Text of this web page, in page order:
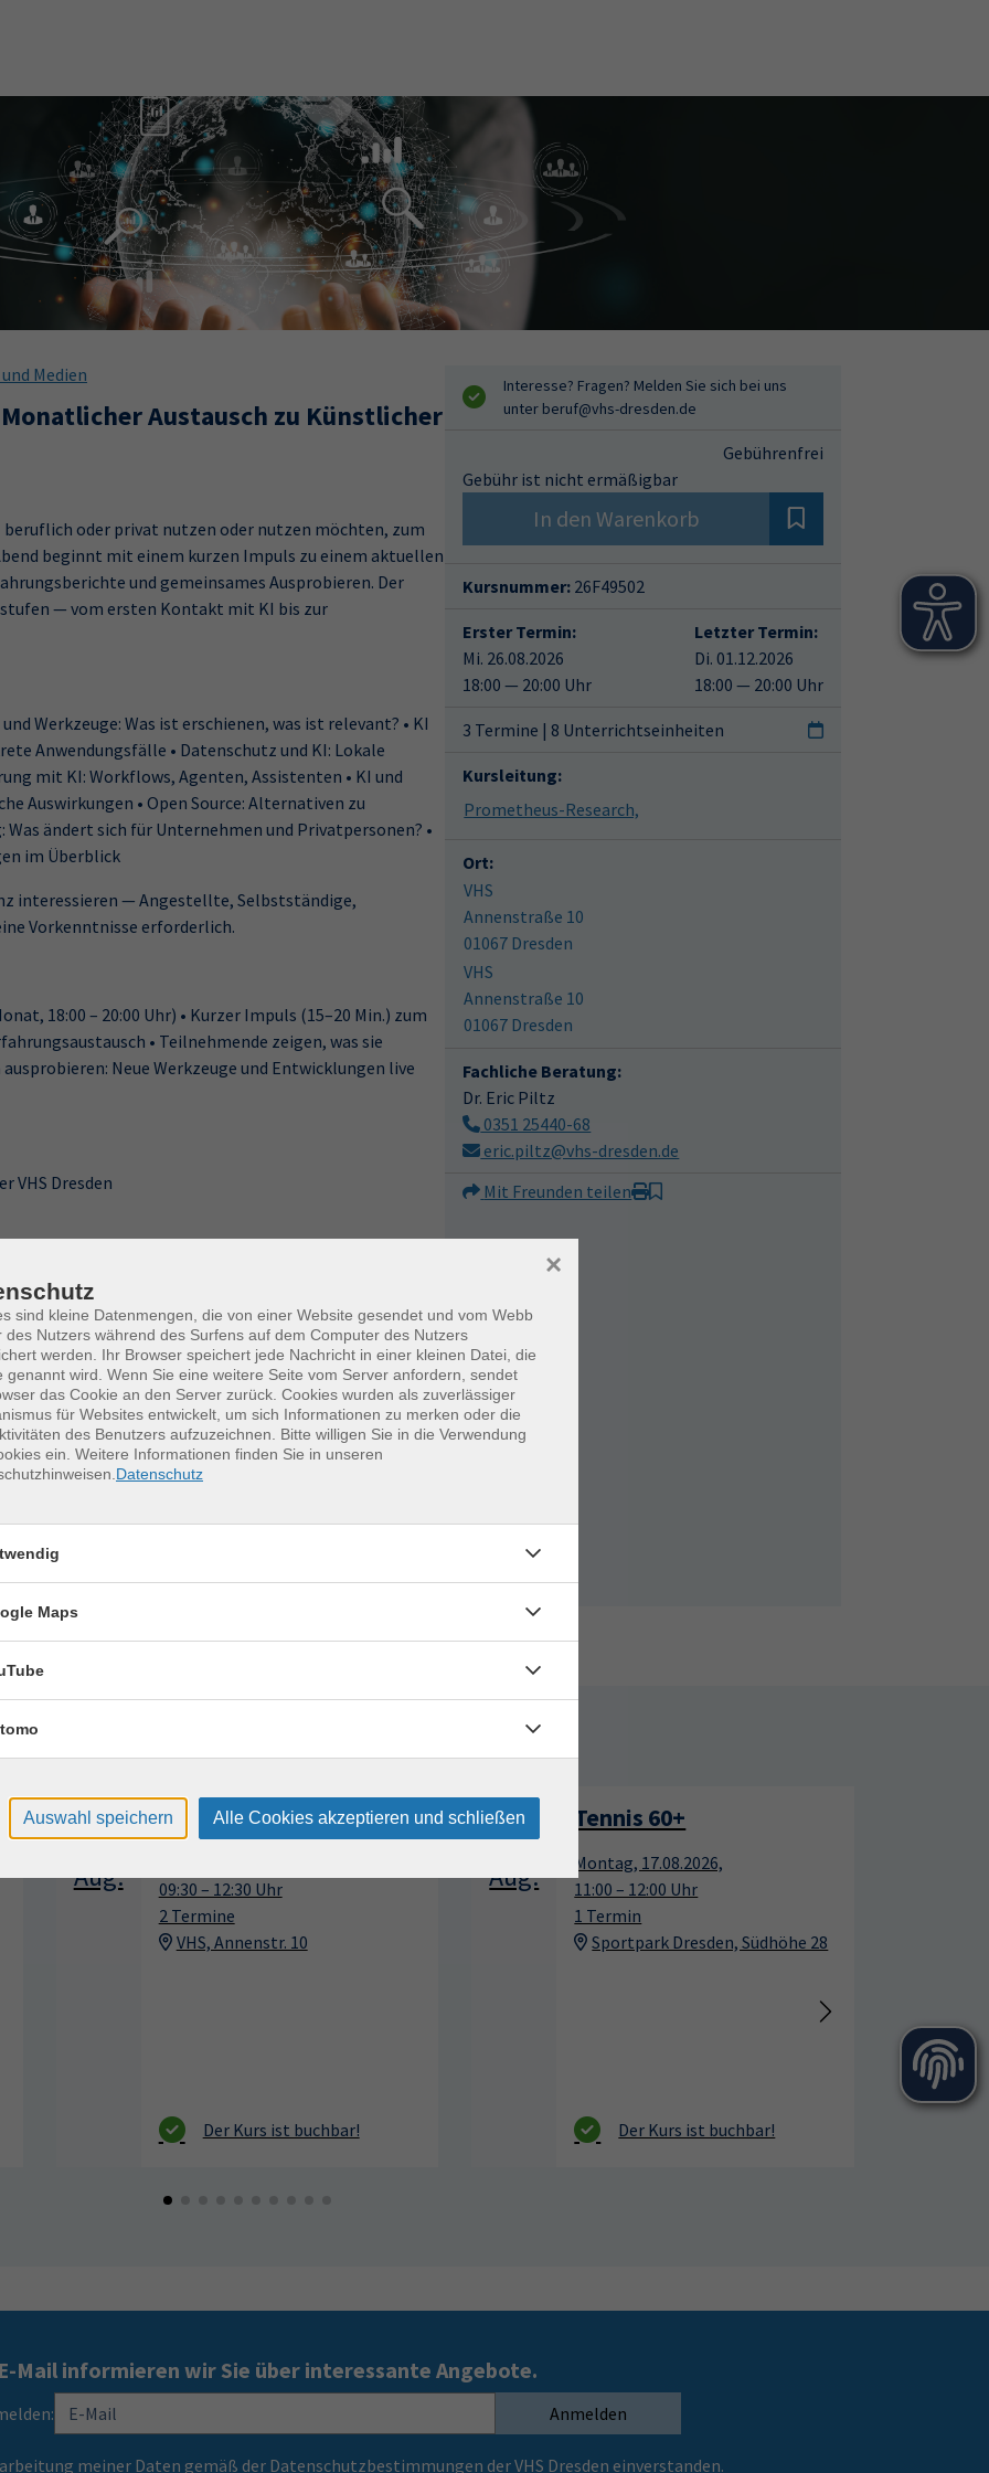
Medien
Austausch zu Künstlicher
oder privat nutzen oder nutzen möchten, zum
beginnt mit einem kurzen Impuls zu einem aktuellen
und gemeinsames Ausprobieren. Der
— vom ersten Kontakt mit KI bis zur
Werkzeuge: Was ist erschienen, was ist relevant? • KI
Anwendungsfälle • Datenschutz und KI: Lokale
mit KI: Workflows, Agenten, Assistenten • KI und
Auswirkungen • Open Source: Alternativen zu
ändert sich für Unternehmen und Privatpersonen? •
im Überblick
interessieren — Angestellte, Selbstständige,
Vorkenntnisse erforderlich.
18:00 – 20:00 Uhr) • Kurzer Impuls (15–20 Min.) zum
• Teilnehmende zeigen, was sie
Neue Werkzeuge und Entwicklungen live
VHS Dresden
aber nicht erforderlich.
Uhrzeit
18:00 — 20:00 Uhr
Interesse? Fragen? Melden Sie sich bei uns
unter beruf@vhs-dresden.de
Gebührenfrei
Gebühr ist nicht ermäßigbar
In den Warenkorb
Kursnummer: 26F49502
Erster Termin:
Mi. 26.08.2026
18:00 — 20:00 Uhr
Letzter Termin:
Di. 01.12.2026
18:00 — 20:00 Uhr
3 Termine | 8 Unterrichtseinheiten
Kursleitung:
Prometheus-Research,
Ort:
VHS
Annenstraße 10
01067 Dresden
VHS
Annenstraße 10
01067 Dresden
Fachliche Beratung:
Dr. Eric Piltz
0351 25440-68
eric.piltz@vhs-dresden.de
Mit Freunden teilen
für unvergessliche Sommertage
17
Aug.
Keramik kennenlernen
09:30 – 12:30 Uhr
2 Termine
VHS, Annenstr. 10
17
Aug.
Tennis 60+
Montag, 17.08.2026,
11:00 – 12:00 Uhr
1 Termin
Sportpark Dresden, Südhöhe 28
Mail informieren wir Sie über interessante Angebote.
Anmelden
meiner Daten gemäß der Datenschutzbestimmungen der VHS Dresden einverstanden.
sind kleine Datenmengen, die von einer Website gesendet und vom Webb
des Nutzers während des Surfens auf dem Computer des Nutzers
werden. Ihr Browser speichert jede Nachricht in einer kleinen Datei, die
genannt wird. Wenn Sie eine weitere Seite vom Server anfordern, sendet
das Cookie an den Server zurück. Cookies wurden als zuverlässiger
für Websites entwickelt, um sich Informationen zu merken oder die
des Benutzers aufzuzeichnen. Bitte willigen Sie in die Verwendung
ein. Weitere Informationen finden Sie in unseren
Datenschutz
×
Maps
Auswahl speichern Alle Cookies akzeptieren und schließen